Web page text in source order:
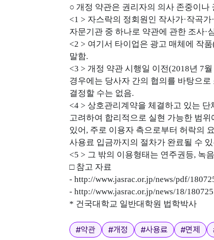
○ 개정 약관은 권리자의 의사 존중이
<1 > 자스락의 정회원인 작사가·작곡
자문기관 중 하나로 약관에 관한 조사·
<2 > 여기서 타이업은 광고 매체에 작
말함.
<3 > 개정 약관 시행일 이전(2018년 7
경우에는 당사자 간의 협의를 바탕으
결정할 수는 없음.
<4 > 상호관리계약을 체결하고 있는
고려하여 합리적으로 실현 가능한 범
있어, 주로 이용자 측으로부터 허락의
사용료 입금까지의 절차가 완료될 수
<5 > 그 밖의 이용형태는 연주권등, 녹
□ 참고 자료
-http://www.jasrac.or.jp/news/pdf/
-http://www.jasrac.or.jp/news/18/
* 건국대학교 일반대학원 법학박사
태그
#약관 #개정 #사용료 #면제